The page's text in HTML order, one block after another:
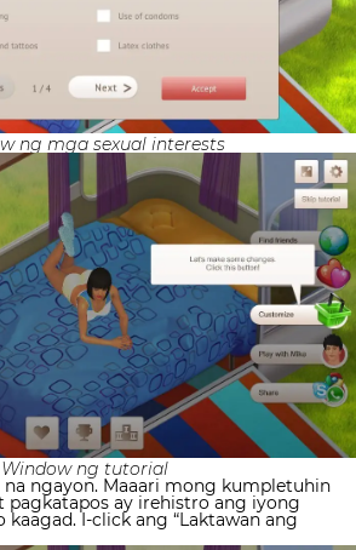
ng mga sexual interests
Window ng tutorial
na ngayon. Maaari mong kumpletuhin
pagkatapos ay irehistro ang iyong
I-click ang “Laktawan ang